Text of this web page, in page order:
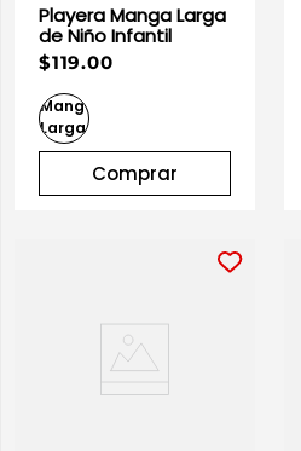
Playera Manga Larga
de Niño Infantil
$119.00
Comprar